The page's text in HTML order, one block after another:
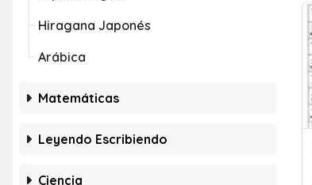
Hiragana Japonés
Arábica
Matemáticas
Leyendo Escribiendo
Ciencia